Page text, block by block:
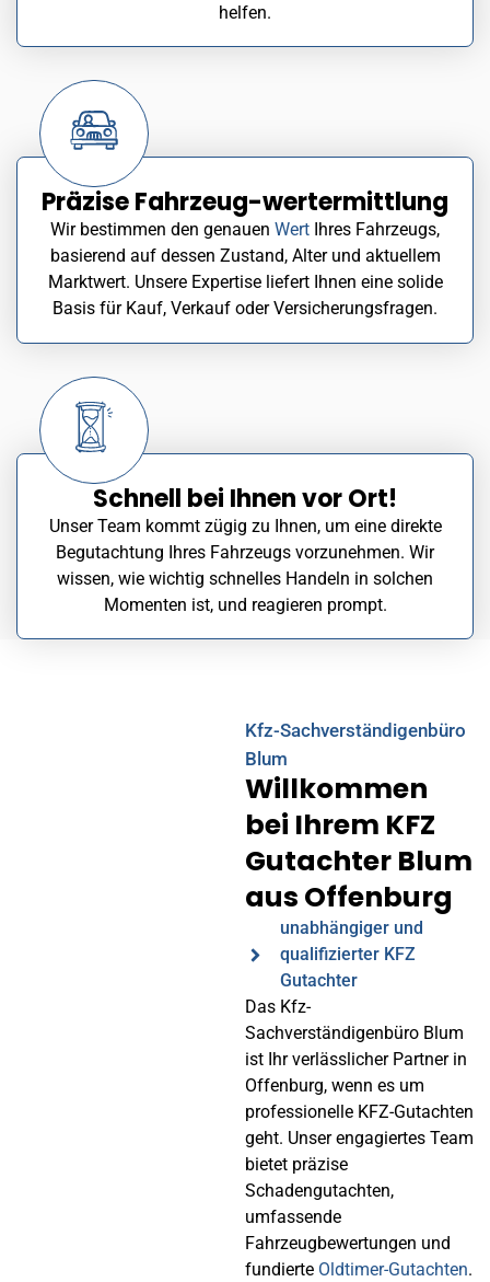
helfen.
Präzise Fahrzeug-wertermittlung
Wir bestimmen den genauen Wert Ihres Fahrzeugs,
basierend auf dessen Zustand, Alter und aktuellem
Marktwert. Unsere Expertise liefert Ihnen eine solide
Basis für Kauf, Verkauf oder Versicherungsfragen.
Schnell bei Ihnen vor Ort!
Unser Team kommt zügig zu Ihnen, um eine direkte
Begutachtung Ihres Fahrzeugs vorzunehmen. Wir
wissen, wie wichtig schnelles Handeln in solchen
Momenten ist, und reagieren prompt.
Kfz-Sachverständigenbüro
Blum
Willkommen
bei Ihrem KFZ
Gutachter Blum
aus Offenburg
unabhängiger und
qualifizierter KFZ
Gutachter
Das Kfz-
Sachverständigenbüro Blum
ist Ihr verlässlicher Partner in
Offenburg, wenn es um
professionelle KFZ-Gutachten
geht. Unser engagiertes Team
bietet präzise
Schadengutachten,
umfassende
Fahrzeugbewertungen und
fundierte Oldtimer-Gutachten.